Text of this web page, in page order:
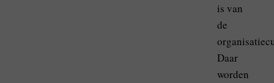
is van
de
Daar
worden